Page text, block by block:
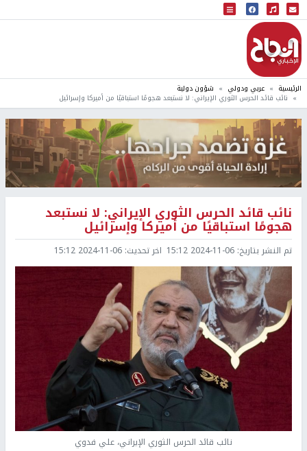
البث المباشر
إذاعة النجاح
الرئيسية عربي ودولي شؤون دولية
نائب قائد الحرس الثوري الإيراني: لا نستبعد هجومًا استباقيًا من أميركا وإسرائيل
نائب قائد الحرس الثوري الإيراني: لا نستبعد
هجومًا استباقيًا من أميركا وإسرائيل
تم النشر بتاريخ: 2024-11-06 15:12 اخر تحديث: 2024-11-06 15:12
نائب قائد الحرس الثوري الإيراني، علي فدوي